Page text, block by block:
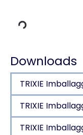
Downloads
TRIXIE
TRIXIE
TRIXIE